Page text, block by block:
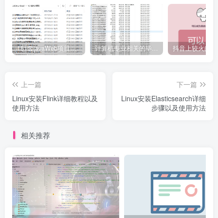
161套javaWeb项目源码免费分享 计算机专业相关的毕业设计论文合集免费下载
上一篇
Linux安装Flink详细教程以及
使用方法
下一篇
Linux安装Elasticsearch详细
步骤以及使用方法
相关推荐